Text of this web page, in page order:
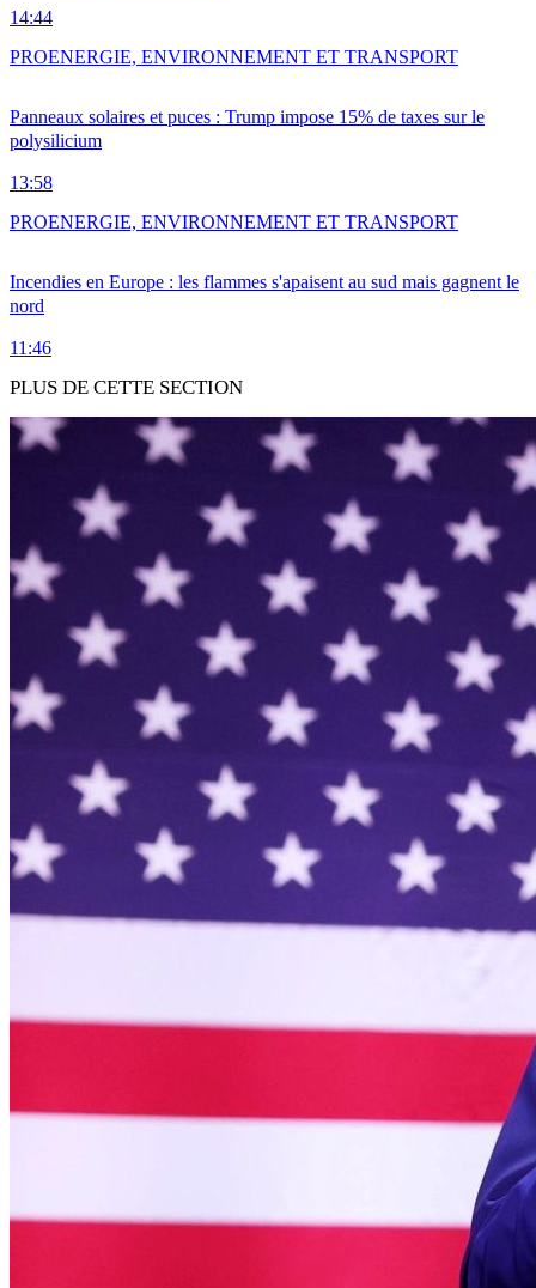
14:44
Panneaux solaires et puces : Trump impose 15% de taxes sur le
polysilicium
13:58
PROENERGIE, ENVIRONNEMENT ET TRANSPORT
Incendies en Europe : les flammes s'apaisent au sud mais gagnent le
nord
11:46
PROENERGIE, ENVIRONNEMENT ET TRANSPORT
PLUS DE CETTE SECTION